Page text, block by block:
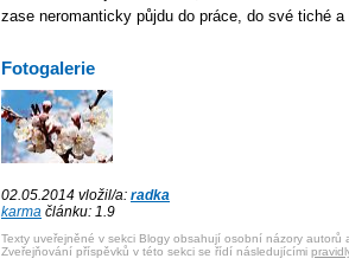
zase neromanticky půjdu do práce, do své tiché
Fotogalerie
02.05.2014 vložil/a: radka
karma článku: 1.9
Texty uveřejněné v sekci Blogy obsahují osobní názory autorů
Zveřejňování příspěvků v této sekci se řídí následujícími